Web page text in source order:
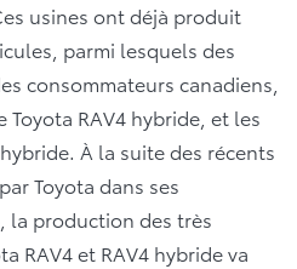
usines ont déjà produit
parmi lesquels des
consommateurs canadiens,
Toyota RAV4 hybride, et les
À la suite des récents
Toyota dans ses
la production des très
RAV4 et RAV4 hybride va